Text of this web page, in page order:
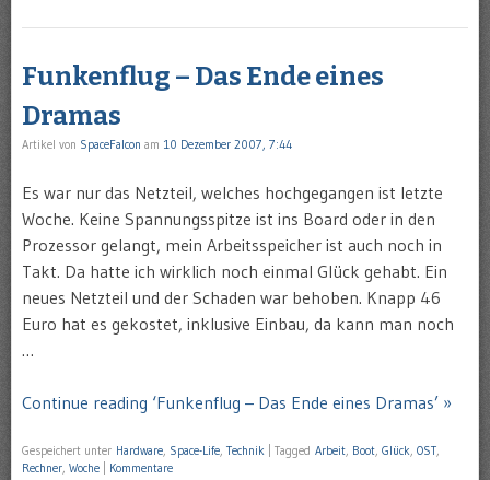
Funkenflug – Das Ende eines
Dramas
Artikel von SpaceFalcon am 10 Dezember 2007, 7:44
Es war nur das Netzteil, welches hochgegangen ist letzte
Woche. Keine Spannungsspitze ist ins Board oder in den
Prozessor gelangt, mein Arbeitsspeicher ist auch noch in
Takt. Da hatte ich wirklich noch einmal Glück gehabt. Ein
neues Netzteil und der Schaden war behoben. Knapp 46
Euro hat es gekostet, inklusive Einbau, da kann man noch
…
Continue reading ‘Funkenflug – Das Ende eines Dramas’ »
Gespeichert unter Hardware Space-Life Technik Tagged Arbeit Boot Glück OST
Rechner Woche Kommentare